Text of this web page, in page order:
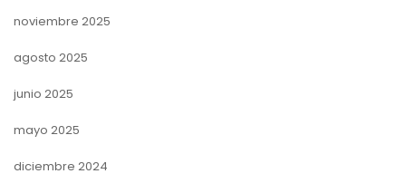
noviembre 2025
agosto 2025
junio 2025
mayo 2025
diciembre 2024